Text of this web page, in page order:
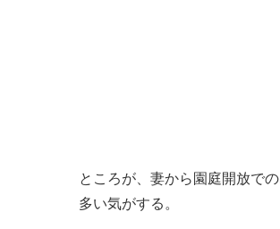
ところが、妻から園庭開放で
多い気がする。